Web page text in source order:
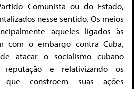
Comunista ou do Estado,
nesse sentido. Os meios
aqueles ligados às
com o embargo contra Cuba,
atacar o socialismo cubano
reputação e relativizando os
que constroem suas ações